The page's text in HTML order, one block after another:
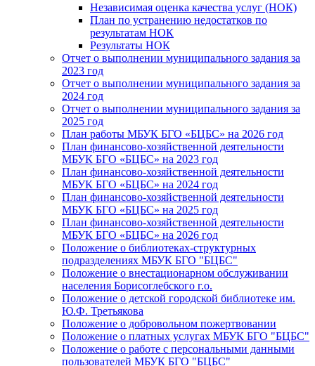
Независимая оценка качества услуг (НОК)
План по устранению недостатков по
результатам НОК
Результаты НОК
Отчет о выполнении муниципального задания за
2023 год
Отчет о выполнении муниципального задания за
2024 год
Отчет о выполнении муниципального задания за
2025 год
План работы МБУК БГО «БЦБС» на 2026 год
План финансово-хозяйственной деятельности
МБУК БГО «БЦБС» на 2023 год
План финансово-хозяйственной деятельности
МБУК БГО «БЦБС» на 2024 год
План финансово-хозяйственной деятельности
МБУК БГО «БЦБС» на 2025 год
План финансово-хозяйственной деятельности
МБУК БГО «БЦБС» на 2026 год
Положение о библиотеках-структурных
подразделениях МБУК БГО "БЦБС"
Положение о внестационарном обслуживании
населения Борисоглебского г.о.
Положение о детской городской библиотеке им.
Ю.Ф. Третьякова
Положение о добровольном пожертвовании
Положение о платных услугах МБУК БГО "БЦБС"
Положение о работе с персональными данными
пользователей МБУК БГО "БЦБС"